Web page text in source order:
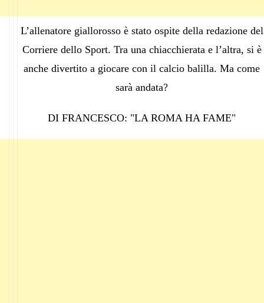
L’allenatore giallorosso è stato ospite della redazione del
Corriere dello Sport. Tra una chiacchierata e l’altra, si è
anche divertito a giocare con il calcio balilla. Ma come
sarà andata?
DI FRANCESCO: "LA ROMA HA FAME"